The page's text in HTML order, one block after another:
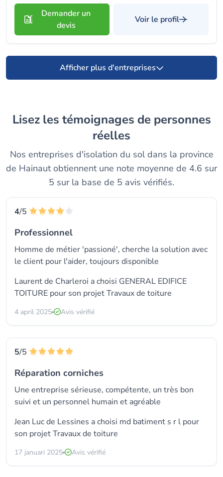
Demander un
devis
Voir le profil
Afficher plus d'entreprises
Lisez les témoignages de personnes
réelles
Nos entreprises d'isolation du sol dans la province
de Hainaut obtiennent une note moyenne de 4.6 sur
5 sur la base de 5 avis vérifiés.
4/5
Professionnel
Homme de métier 'passioné', cherche la solution avec
le client pour l'aider, toujours disponible
Laurent de Charleroi a choisi GENERAL EDIFICE
TOITURE pour son projet Travaux de toiture
4 april 2025 Avis vérifié
5/5
Réparation corniches
Une entreprise sérieuse, compétente, un très bon
suivi et un personnel humain et agréable
Jean Luc de Lessines a choisi md batiment s r l pour
son projet Travaux de toiture
17 januari 2025 Avis vérifié